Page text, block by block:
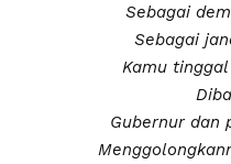
Sebagai
Sebagai
Kamu
Gubernur dan